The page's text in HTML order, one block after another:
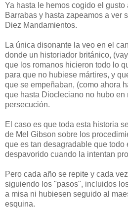
Ya hasta le hemos cogido el
Barrabas y hasta zapeamos a ver
Diez Mandamientos.
La única disonante la veo en el
donde un historiador británico,
que los romanos hicieron todo lo
para que no hubiese mártires, y
que se empeñaban, (como ahora
que hasta Diocleciano no hubo en
persecución.
El caso es que toda esta historia
de Mel Gibson sobre los
que es tan desagradable que todo
despavorido cuando la intentan
Pero cada año se repite y cada
siguiendo los "pasos", incluidos
a misa ni hubiesen seguido al
esquina.